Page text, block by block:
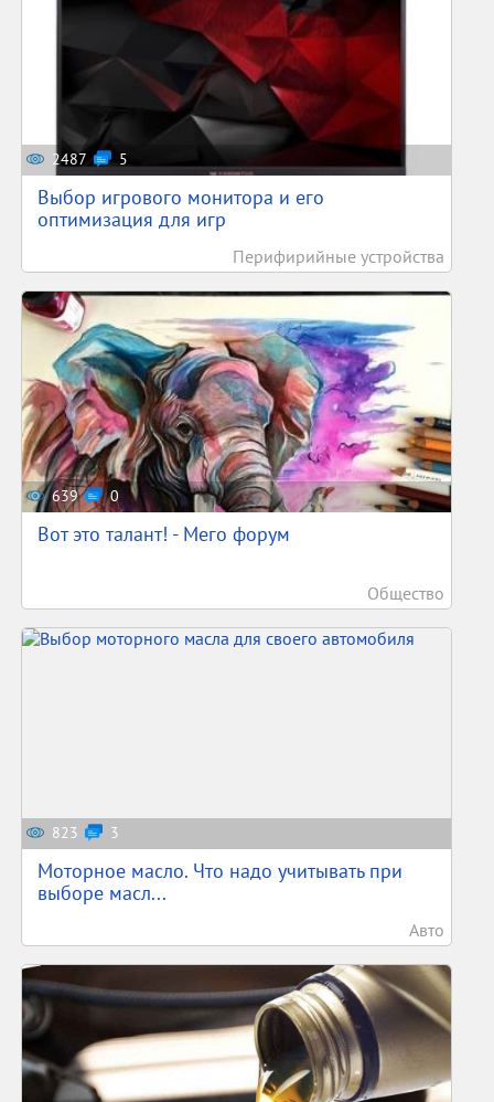
2487 5
Выбор игрового монитора и его
оптимизация для игр
Перифирийные устройства
639 0
Вот это талант! - Мего форум
Общество
823 3
Моторное масло. Что надо учитывать при
выборе масл...
Авто